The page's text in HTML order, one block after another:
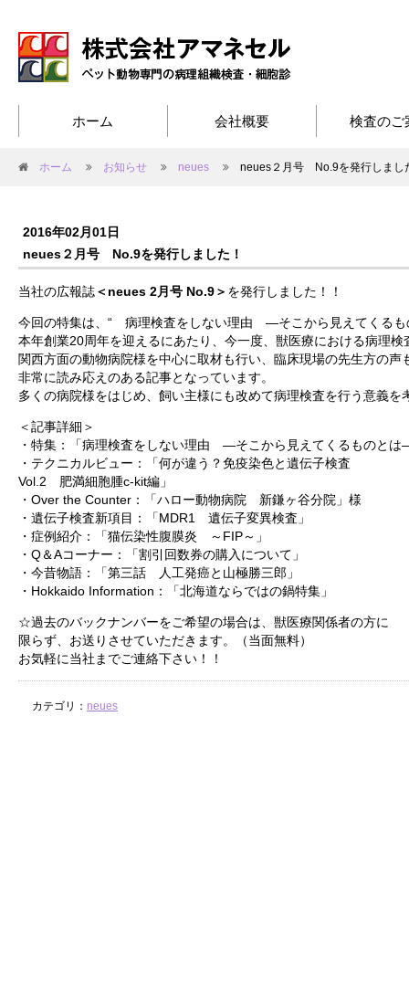
ホーム 会社概要 検査のご
ホーム お知らせ neues neues２月号 No.9を発行しまし
2016年02月01日
neues２月号 No.9を発行しました！
当社の広報誌＜neues 2月号 No.9＞ を発行しました！！
今回の特集は、“ 病理検査をしない理由 ―そこから見えてくる
本年創業20周年を迎えるにあたり、今一度、獣医療における病理
関西方面の動物病院様を中心に取材も行い、臨床現場の先生方の声
非常に読み応えのある記事となっています。
多くの病院様をはじめ、飼い主様にも改めて病理検査を行う意義
＜記事詳細＞
・特集：「病理検査をしない理由 ―そこから見えてくるものと
・テクニカルビュー：「何が違う？免疫染色と遺伝子検査
Vol.2 肥満細胞腫c-kit編」
・Over the Counter：「ハロー動物病院 新鎌ヶ谷分院」様
・遺伝子検査新項目：「MDR1 遺伝子変異検査」
・症例紹介：「猫伝染性腹膜炎 ～FIP～」
・Q＆Aコーナー：「割引回数券の購入について」
・今昔物語：「第三話 人工発癌と山極勝三郎」
・Hokkaido Information：「北海道ならではの鍋特集」
☆過去のバックナンバーをご希望の場合は、獣医療関係者の方に
限らず、お送りさせていただきます。（当面無料）
お気軽に当社までご連絡下さい！！
カテゴリ： neues